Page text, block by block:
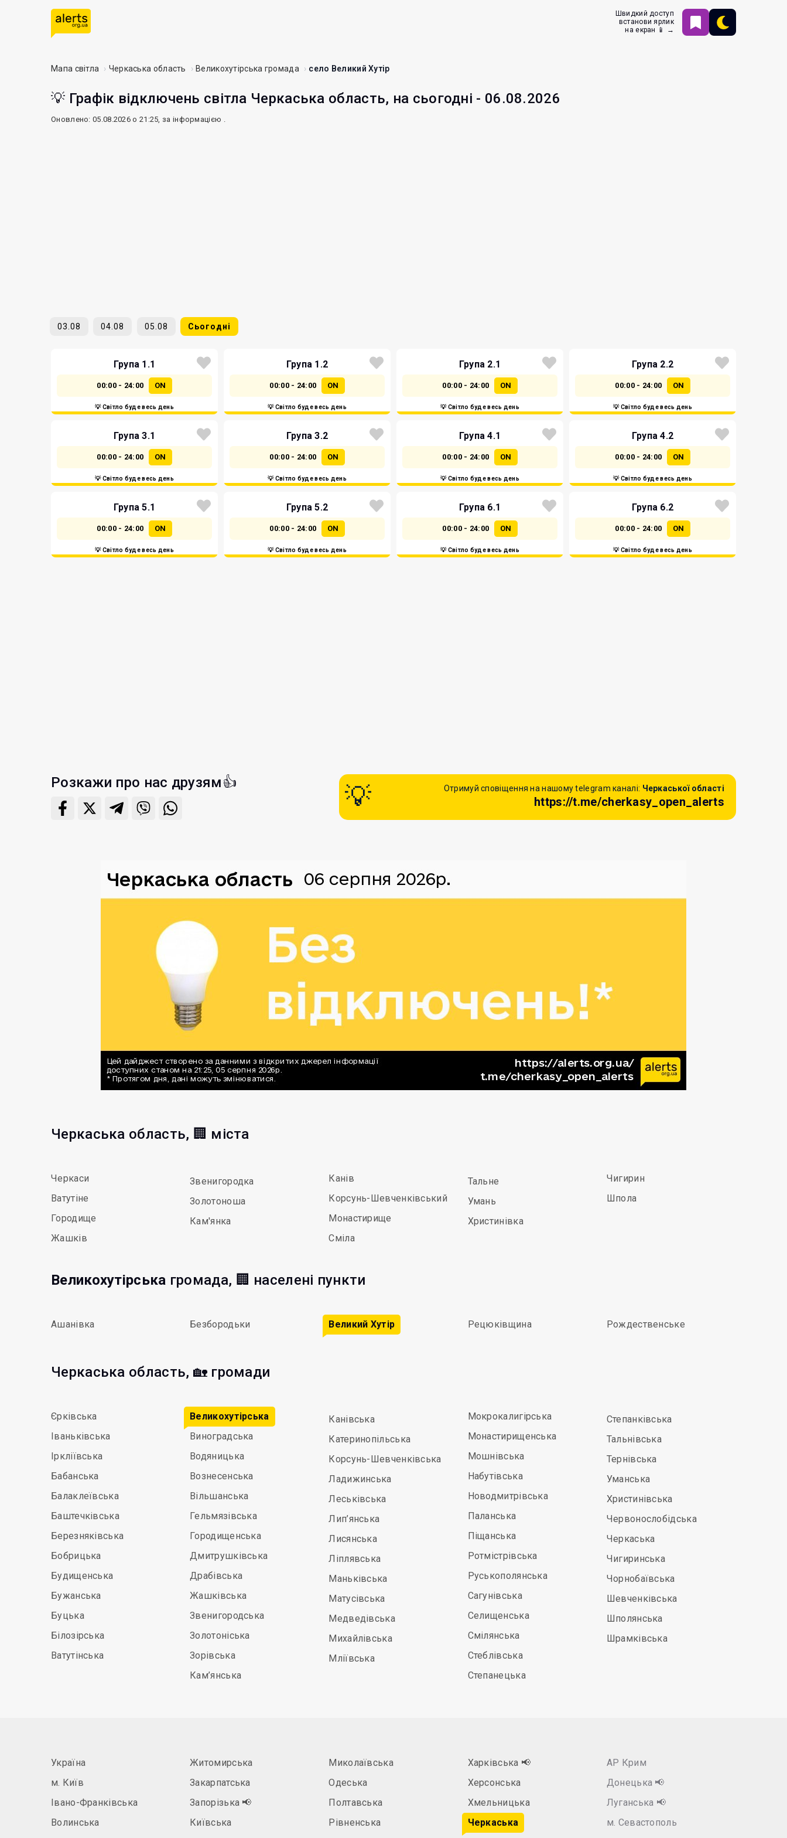
Швидкий доступ
встанови ярлик
на екран 📱 →
Мапа світла Черкаська область Великохутірська громада село Великий Хутір
💡 Графік відключень світла Черкаська область, на сьогодні - 06.08.2026
Оновлено: 05.08.2026 о 21:25, за інформацією .
03.08 04.08 05.08 Сьогодні
Група 1.1
00:00 - 24:00 ON
💡 Світло буде весь день
Група 1.2
00:00 - 24:00 ON
💡 Світло буде весь день
Група 2.1
00:00 - 24:00 ON
💡 Світло буде весь день
Група 2.2
00:00 - 24:00 ON
💡 Світло буде весь день
Група 3.1
00:00 - 24:00 ON
💡 Світло буде весь день
Група 3.2
00:00 - 24:00 ON
💡 Світло буде весь день
Група 4.1
00:00 - 24:00 ON
💡 Світло буде весь день
Група 4.2
00:00 - 24:00 ON
💡 Світло буде весь день
Група 5.1
00:00 - 24:00 ON
💡 Світло буде весь день
Група 5.2
00:00 - 24:00 ON
💡 Світло буде весь день
Група 6.1
00:00 - 24:00 ON
💡 Світло буде весь день
Група 6.2
00:00 - 24:00 ON
💡 Світло буде весь день
Розкажи про нас друзям👍 Отримуй сповіщення на нашому telegram каналі: Черкаської області
https://t.me/cherkasy_open_alerts
Черкаська область, 🏢 міста
Черкаси
Ватутіне
Городище
Жашків
Звенигородка
Золотоноша
Кам'янка
Канів
Корсунь-Шевченківський
Монастирище
Сміла
Тальне
Умань
Христинівка
Чигирин
Шпола
Великохутірська громада, 🏢 населені пункти
Ашанівка Безбородьки Великий Хутір Рецюківщина Рождественське
Черкаська область, 🏡 громади
Єрківська
Іваньківська
Іркліївська
Бабанська
Балаклеївська
Баштечківська
Березняківська
Бобрицька
Будищенська
Бужанська
Буцька
Білозірська
Ватутінська
Великохутірська
Виноградська
Водяницька
Вознесенська
Вільшанська
Гельмязівська
Городищенська
Дмитрушківська
Драбівська
Жашківська
Звенигородська
Золотоніська
Зорівська
Кам’янська
Канівська
Катеринопільська
Корсунь-Шевченківська
Ладижинська
Леськівська
Лип’янська
Лисянська
Ліплявська
Маньківська
Матусівська
Медведівська
Михайлівська
Мліївська
Мокрокалигірська
Монастирищенська
Мошнівська
Набутівська
Новодмитрівська
Паланська
Піщанська
Ротмістрівська
Руськополянська
Сагунівська
Селищенська
Смілянська
Стеблівська
Степанецька
Степанківська
Тальнівська
Тернівська
Уманська
Христинівська
Червонослобідська
Черкаська
Чигиринська
Чорнобаївська
Шевченківська
Шполянська
Шрамківська
Україна
м. Київ
Івано-Франківська
Волинська
Житомирська
Закарпатська
Запорізька 📢
Київська
Миколаївська
Одеська
Полтавська
Рівненська
Харківська 📢
Херсонська
Хмельницька
Черкаська
АР Крим
Донецька 📢
Луганська 📢
м. Севастополь